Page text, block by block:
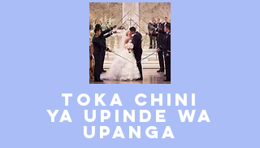
toka chini
ya upinde wa
upanga